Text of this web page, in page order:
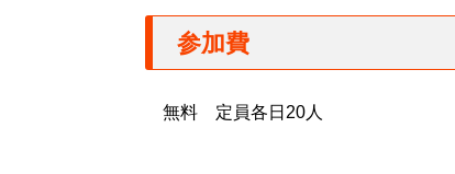
参加費
無料 定員各日20人